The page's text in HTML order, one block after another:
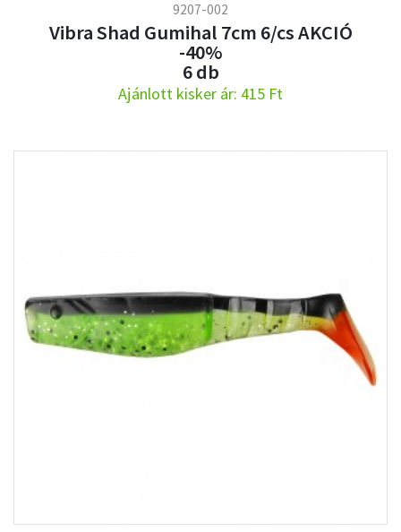
9207-002
Vibra Shad Gumihal 7cm 6/cs AKCIÓ
-40%
6 db
Ajánlott kisker ár: 415 Ft